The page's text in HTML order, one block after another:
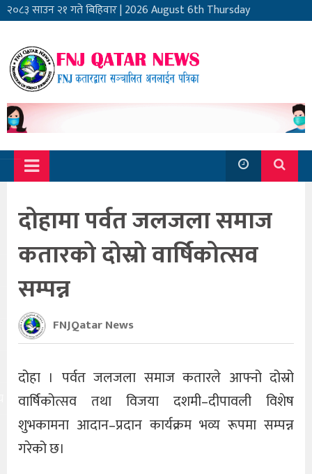
२०८३ साउन २१ गते बिहिवार|2026 August 6th Thursday
दोहामा पर्वत जलजला समाज
कतारको दोस्रो वार्षिकोत्सव
सम्पन्न
FNJQatar News
दोहा । पर्वत जलजला समाज कतारले आफ्नो दोस्रो
वार्षिकोत्सव तथा विजया दशमी–दीपावली विशेष
शुभकामना आदान–प्रदान कार्यक्रम भव्य रूपमा सम्पन्न
गरेको छ।